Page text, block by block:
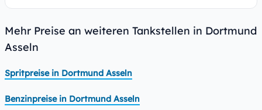
Mehr Preise an weiteren Tankstellen in Dortmund
Asseln
Spritpreise in Dortmund Asseln
Benzinpreise in Dortmund Asseln